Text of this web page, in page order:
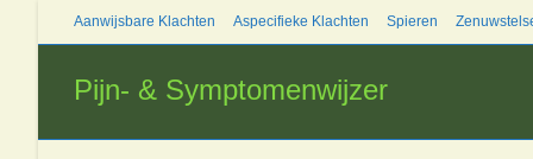
Aanwijsbare Klachten Aspecifieke Klachten Spieren
Pijn- & Symptomenwijzer